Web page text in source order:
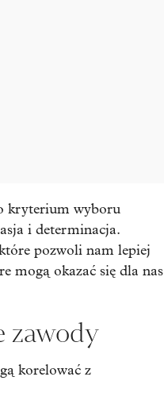
kryterium wyboru
i determinacja.
pozwoli nam lepiej
mogą okazać się dla nas
zawody
korelować z